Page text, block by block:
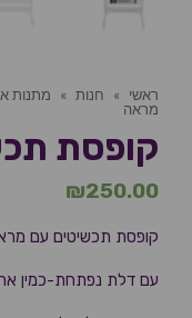
ראשי » חנות » מתנות
מראה
קופסת
₪250.00
קופסת תכשיטים עם
עם דלת נפתחת-כמין